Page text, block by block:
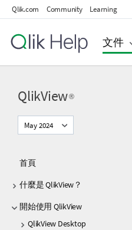
Qlik.com Community Learning
文件
QlikView®
May 2024
首頁
什麼是 QlikView？
開始使用 QlikView
QlikView Desktop